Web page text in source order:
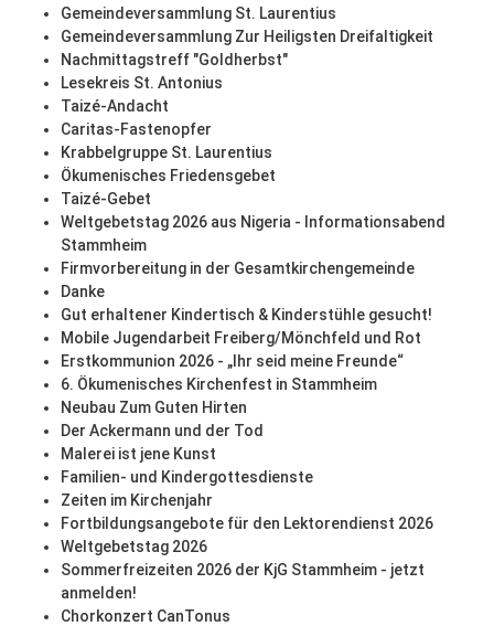
Gemeindeversammlung St. Laurentius
Gemeindeversammlung Zur Heiligsten Dreifaltigkeit
Nachmittagstreff "Goldherbst"
Lesekreis St. Antonius
Taizé-Andacht
Caritas-Fastenopfer
Krabbelgruppe St. Laurentius
Ökumenisches Friedensgebet
Taizé-Gebet
Weltgebetstag 2026 aus Nigeria - Informationsabend
Stammheim
Firmvorbereitung in der Gesamtkirchengemeinde
Danke
Gut erhaltener Kindertisch & Kinderstühle gesucht!
Mobile Jugendarbeit Freiberg/Mönchfeld und Rot
Erstkommunion 2026 - „Ihr seid meine Freunde“
6. Ökumenisches Kirchenfest in Stammheim
Neubau Zum Guten Hirten
Der Ackermann und der Tod
Malerei ist jene Kunst
Familien- und Kindergottesdienste
Zeiten im Kirchenjahr
Fortbildungsangebote für den Lektorendienst 2026
Weltgebetstag 2026
Sommerfreizeiten 2026 der KjG Stammheim - jetzt
anmelden!
Chorkonzert CanTonus